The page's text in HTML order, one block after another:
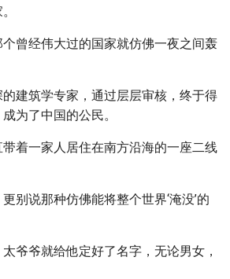
曾经伟大过的国家就仿佛一夜之间轰
建筑学专家，通过层层审核，终于得
为了中国的公民。
着一家人居住在南方沿海的一座二线
别说那种仿佛能将整个世界‘淹没’的
爷爷就给他定好了名字，无论男女，